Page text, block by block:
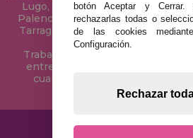
Lugo, Madrid, Málaga, Melilla,
Palencia, Pontevedra, Salamanca,
Tarragona, Tenerife, Teruel,
Vizcaya, Zamora y
Trabajamos con Stocks
entregas rápidas en territorio
cuando el pedido se realice
botón Aceptar y Cerrar.
rechazarlas todas o
de las cookies
Configuración.
Rechazar